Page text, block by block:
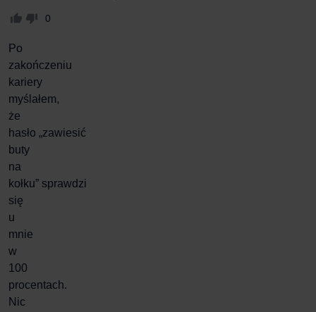
0
Po
zakończeniu
kariery
myślałem,
że
hasło „zawiesić
buty
na
kołku” sprawdzi
się
u
mnie
w
100
procentach.
Nic